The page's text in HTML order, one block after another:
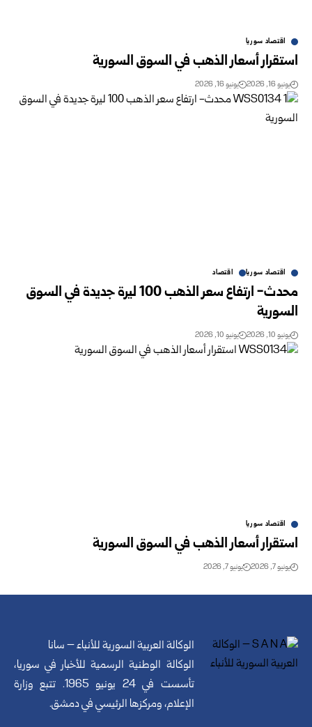
اقتصاد سوريا
استقرار أسعار الذهب في السوق السورية‏‏
يونيو 16, 2026 يونيو 16, 2026
اقتصاد سوريا اقتصاد
محدث‎ ‎-‎ارتفاع سعر الذهب 100 ليرة جديدة في السوق
السورية‎
يونيو 10, 2026 يونيو 10, 2026
اقتصاد سوريا
استقرار أسعار الذهب في السوق السورية‎ ‎
يونيو 7, 2026 يونيو 7, 2026
الوكالة العربية السورية للأنباء – سانا
الوكالة الوطنية الرسمية للأخبار في سوريا،
تأسست في 24 يونيو 1965. تتبع وزارة
الإعلام، ومركزها الرئيسي في دمشق.